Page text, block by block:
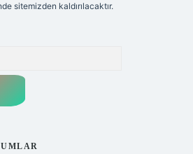
sitemizden kaldırılacaktır.